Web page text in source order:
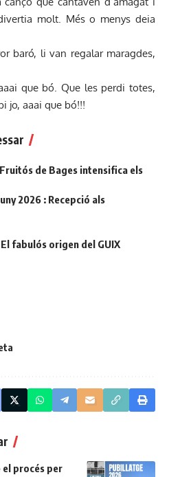
molt. Més o menys deia
baró, li van regalar maragdes,
que bó. Que les perdi totes,
jo, aaai que bó!!!
de Bages intensifica els
2026 : Recepció als
fabulós origen del GUIX
el procés per